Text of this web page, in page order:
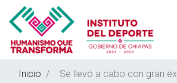
Inicio
Se llevó a cabo con gran